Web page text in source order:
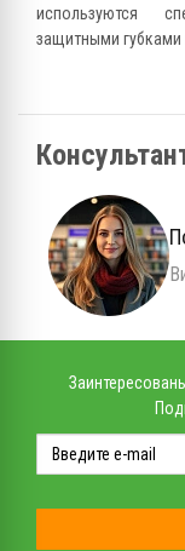
используются
защитными губками